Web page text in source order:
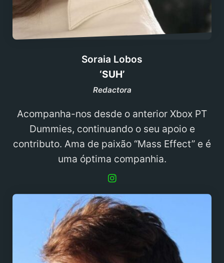
Soraia Lobos
‘SUH’
Redactora
Acompanha-nos desde o anterior Xbox PT
Dummies, continuando o seu apoio e
contributo. Ama de paixão “Mass Effect” e é
uma óptima companhia.